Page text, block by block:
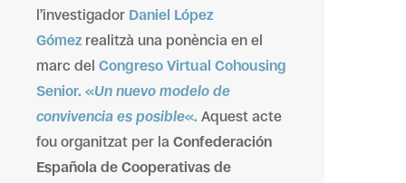
l’investigador Daniel López
Gómez realitzà una ponència en el
marc del Congreso Virtual Cohousing
Senior. «Un nuevo modelo de
convivencia es posible«. Aquest acte
fou organitzat per la Confederación
Española de Cooperativas de